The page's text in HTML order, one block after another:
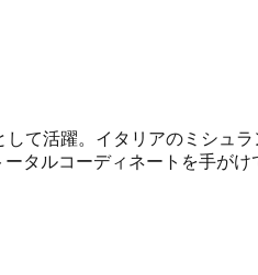
て活躍。イタリアのミシュ
タルコーディネートを手がけ